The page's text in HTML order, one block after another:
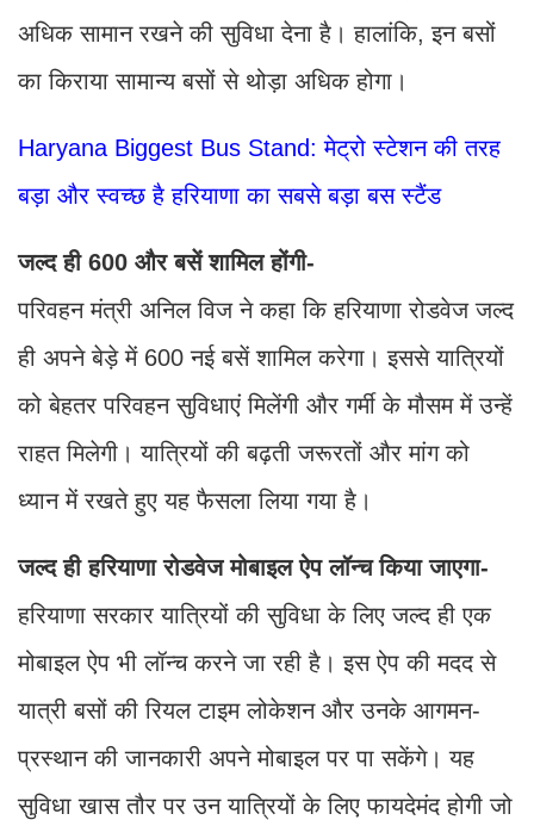
अधिक सामान रखने की सुविधा देना है। हालांकि, इन बसों
का किराया सामान्य बसों से थोड़ा अधिक होगा।
Haryana Biggest Bus Stand: मेट्रो स्टेशन की तरह
बड़ा और स्वच्छ है हरियाणा का सबसे बड़ा बस स्टैंड
जल्द ही 600 और बसें शामिल होंगी-
परिवहन मंत्री अनिल विज ने कहा कि हरियाणा रोडवेज जल्द
ही अपने बेड़े में 600 नई बसें शामिल करेगा। इससे यात्रियों
को बेहतर परिवहन सुविधाएं मिलेंगी और गर्मी के मौसम में उन्हें
राहत मिलेगी। यात्रियों की बढ़ती जरूरतों और मांग को
ध्यान में रखते हुए यह फैसला लिया गया है।
जल्द ही हरियाणा रोडवेज मोबाइल ऐप लॉन्च किया जाएगा-
हरियाणा सरकार यात्रियों की सुविधा के लिए जल्द ही एक
मोबाइल ऐप भी लॉन्च करने जा रही है। इस ऐप की मदद से
यात्री बसों की रियल टाइम लोकेशन और उनके आगमन-
प्रस्थान की जानकारी अपने मोबाइल पर पा सकेंगे। यह
सुविधा खास तौर पर उन यात्रियों के लिए फायदेमंद होगी जो